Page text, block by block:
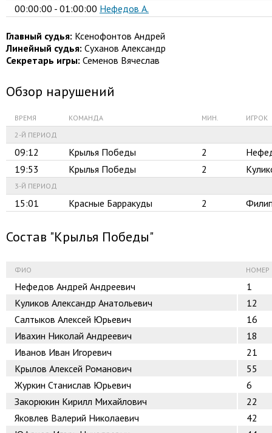
00:00:00 - 01:00:00 Нефедов А.
Главный судья: Ксенофонтов Андрей
Линейный судья: Суханов Александр
Секретарь игры: Семенов Вячеслав
Обзор нарушений
ВРЕМЯ КОМАНДА МИН.
ИГРОК
2-Й ПЕРИОД
09:12 Крылья Победы 2
19:53
Крылья Победы 2
3-Й ПЕРИОД
15:01 Красные Барракуды 2
Состав "Крылья Победы"
ФИО НОМЕР
Нефедов Андрей Андреевич
1
Куликов Александр Анатольевич
12
Салтыков Алексей Юрьевич
16
Ивахин Николай Андреевич
18
Иванов Иван Игоревич
21
Крылов Алексей Романович
55
Журкин Станислав Юрьевич
6
Закорюкин Кирилл Михайлович
22
Яковлев Валерий Николаевич
42